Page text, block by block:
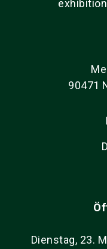
90471
Dienstag, 23.